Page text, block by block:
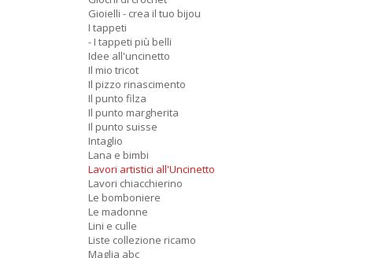
Gioielli - crea il tuo bijou
I tappeti
- I tappeti più belli
Idee all'uncinetto
Il mio tricot
Il pizzo rinascimento
Il punto filza
Il punto margherita
Il punto suisse
Intaglio
Lana e bimbi
Lavori artistici all'Uncinetto
Lavori chiacchierino
Le bomboniere
Le madonne
Lini e culle
Liste collezione ricamo
Maglia abc